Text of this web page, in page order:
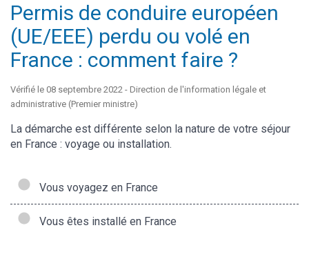
Permis de conduire européen
(UE/EEE) perdu ou volé en
France : comment faire ?
Vérifié le 08 septembre 2022 - Direction de l'information légale et
administrative (Premier ministre)
La démarche est différente selon la nature de votre séjour
en France : voyage ou installation.
Vous voyagez en France
Vous êtes installé en France